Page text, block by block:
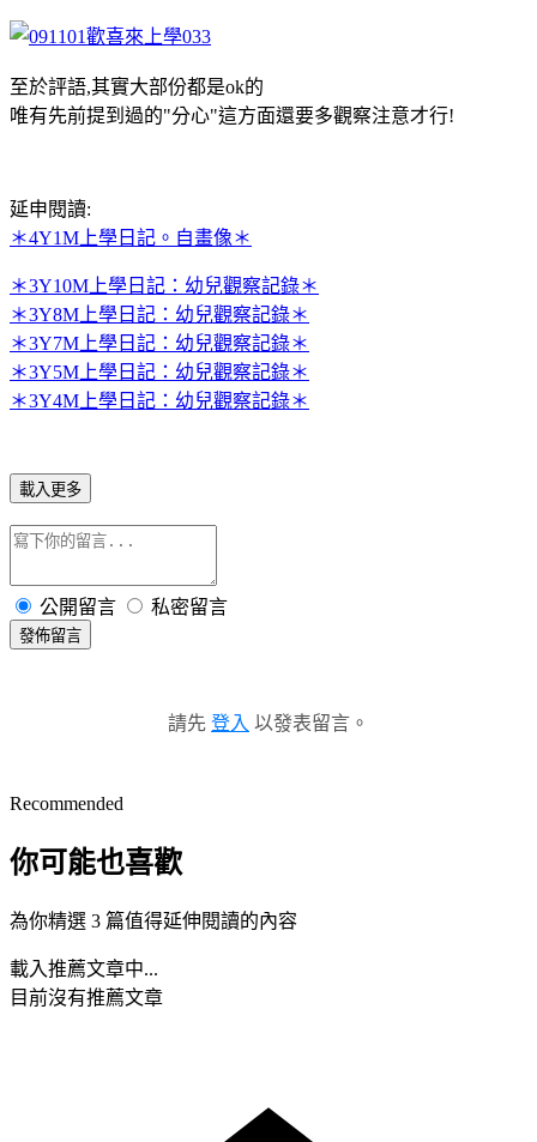
至於評語,其實大部份都是ok的
唯有先前提到過的"分心"這方面還要多觀察注意才行!
延申閱讀:
＊4Y1M上學日記。自畫像＊
＊3Y10M上學日記：幼兒觀察記錄＊
＊3Y8M上學日記：幼兒觀察記錄＊
＊3Y7M上學日記：幼兒觀察記錄＊
＊3Y5M上學日記：幼兒觀察記錄＊
＊3Y4M上學日記：幼兒觀察記錄＊
載入更多
公開留言 私密留言
發佈留言
請先 登入 以發表留言。
Recommended
你可能也喜歡
為你精選 3 篇值得延伸閱讀的內容
載入推薦文章中...
目前沒有推薦文章